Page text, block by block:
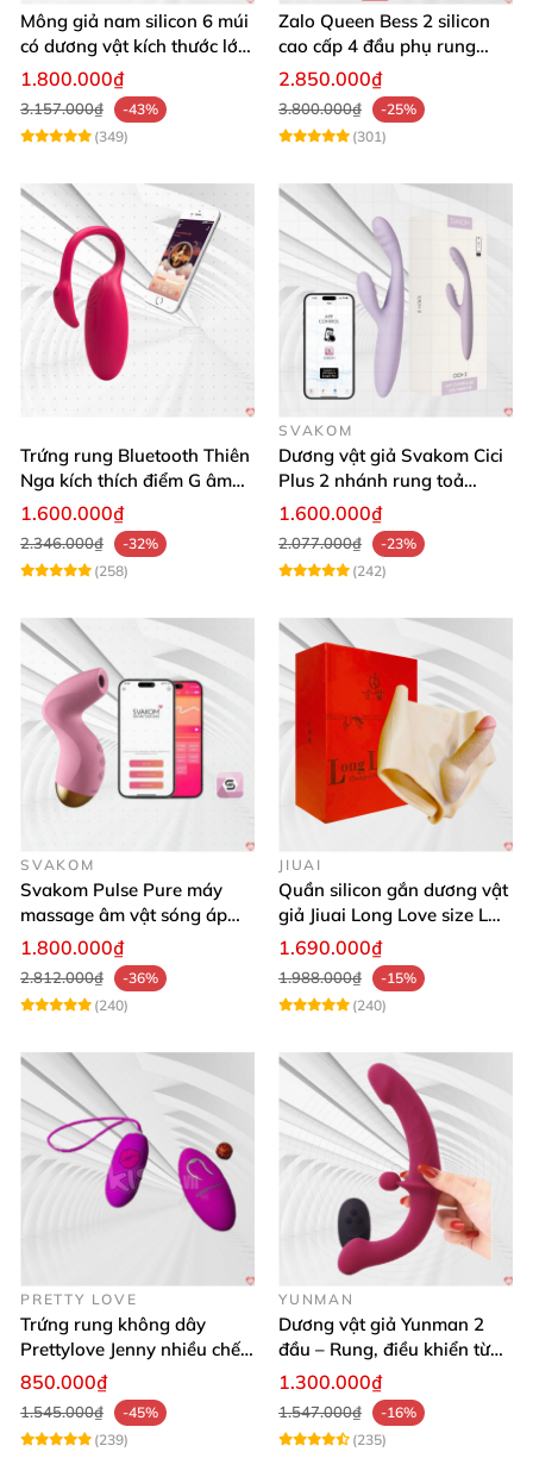
Mông giả nam silicon 6 múi
có dương vật kích thước lớn
cực thật
1.800.000₫
3.157.000₫
-43%
(349)
Zalo Queen Bess 2 silicon
cao cấp 4 đầu phụ rung
nhiệt đa điểm
2.850.000₫
3.800.000₫
-25%
(301)
Trứng rung Bluetooth Thiên
Nga kích thích điểm G âm
vật thay đổi không khí yêu
1.600.000₫
2.346.000₫
-32%
(258)
SVAKOM
Dương vật giả Svakom Cici
Plus 2 nhánh rung toả
nhiệt, điều khiển app
1.600.000₫
2.077.000₫
-23%
(242)
SVAKOM
Svakom Pulse Pure máy
massage âm vật sóng áp
lực điều khiển app cao cấp
1.800.000₫
2.812.000₫
-36%
(240)
JIUAI
Quần silicon gắn dương vật
giả Jiuai Long Love size L
cho nữ les
1.690.000₫
1.988.000₫
-15%
(240)
PRETTY LOVE
Trứng rung không dây
Prettylove Jenny nhiều chế
độ rung silicone Nhật
850.000₫
1.545.000₫
-45%
(239)
YUNMAN
Dương vật giả Yunman 2
đầu – Rung, điều khiển từ
xa cho les cực phê
1.300.000₫
1.547.000₫
-16%
(235)